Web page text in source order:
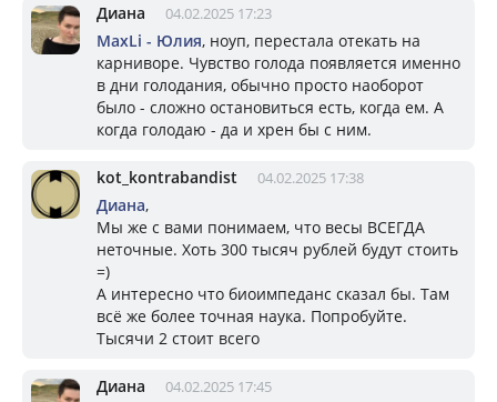
Диана 04.02.2025 17:23
MaxLi - Юлия, ноуп, перестала отекать на
карниворе. Чувство голода появляется именно
в дни голодания, обычно просто наоборот
было - сложно остановиться есть, когда ем. А
когда голодаю - да и хрен бы с ним.
kot_kontrabandist 04.02.2025 17:38
Диана,
Мы же с вами понимаем, что весы ВСЕГДА
неточные. Хоть 300 тысяч рублей будут стоить
=)
А интересно что биоимпеданс сказал бы. Там
всё же более точная наука. Попробуйте.
Тысячи 2 стоит всего
Диана 04.02.2025 17:45